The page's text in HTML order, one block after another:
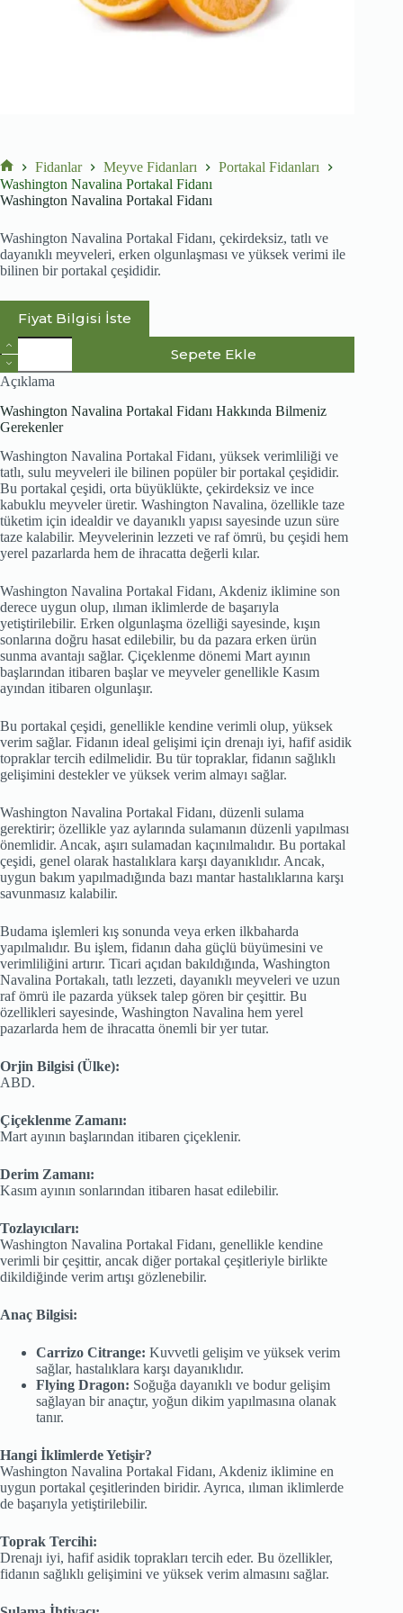
No
title
Fidanlar Meyve Fidanları
Portakal Fidanları
Washington Navalina Portakal Fidanı
Washington Navalina Portakal Fidanı
Washington Navalina Portakal Fidanı, çekirdeksiz, tatlı ve
dayanıklı meyveleri, erken olgunlaşması ve yüksek verimi ile
bilinen bir portakal çeşididir.
Fiyat Bilgisi İste
Washington
Navalina
Portakal
Fidanı
adet
Sepete Ekle
Açıklama
Washington Navalina Portakal Fidanı Hakkında Bilmeniz
Gerekenler
Washington Navalina Portakal Fidanı, yüksek verimliliği ve
tatlı, sulu meyveleri ile bilinen popüler bir portakal çeşididir.
Bu portakal çeşidi, orta büyüklükte, çekirdeksiz ve ince
kabuklu meyveler üretir. Washington Navalina, özellikle taze
tüketim için idealdir ve dayanıklı yapısı sayesinde uzun süre
taze kalabilir. Meyvelerinin lezzeti ve raf ömrü, bu çeşidi hem
yerel pazarlarda hem de ihracatta değerli kılar.
Washington Navalina Portakal Fidanı, Akdeniz iklimine son
derece uygun olup, ılıman iklimlerde de başarıyla
yetiştirilebilir. Erken olgunlaşma özelliği sayesinde, kışın
sonlarına doğru hasat edilebilir, bu da pazara erken ürün
sunma avantajı sağlar. Çiçeklenme dönemi Mart ayının
başlarından itibaren başlar ve meyveler genellikle Kasım
ayından itibaren olgunlaşır.
Bu portakal çeşidi, genellikle kendine verimli olup, yüksek
verim sağlar. Fidanın ideal gelişimi için drenajı iyi, hafif asidik
topraklar tercih edilmelidir. Bu tür topraklar, fidanın sağlıklı
gelişimini destekler ve yüksek verim almayı sağlar.
Washington Navalina Portakal Fidanı, düzenli sulama
gerektirir; özellikle yaz aylarında sulamanın düzenli yapılması
önemlidir. Ancak, aşırı sulamadan kaçınılmalıdır. Bu portakal
çeşidi, genel olarak hastalıklara karşı dayanıklıdır. Ancak,
uygun bakım yapılmadığında bazı mantar hastalıklarına karşı
savunmasız kalabilir.
Budama işlemleri kış sonunda veya erken ilkbaharda
yapılmalıdır. Bu işlem, fidanın daha güçlü büyümesini ve
verimliliğini artırır. Ticari açıdan bakıldığında, Washington
Navalina Portakalı, tatlı lezzeti, dayanıklı meyveleri ve uzun
raf ömrü ile pazarda yüksek talep gören bir çeşittir. Bu
özellikleri sayesinde, Washington Navalina hem yerel
pazarlarda hem de ihracatta önemli bir yer tutar.
Orjin Bilgisi (Ülke):
ABD.
Çiçeklenme Zamanı:
Mart ayının başlarından itibaren çiçeklenir.
Derim Zamanı:
Kasım ayının sonlarından itibaren hasat edilebilir.
Tozlayıcıları:
Washington Navalina Portakal Fidanı, genellikle kendine
verimli bir çeşittir, ancak diğer portakal çeşitleriyle birlikte
dikildiğinde verim artışı gözlenebilir.
Anaç Bilgisi:
Carrizo Citrange: Kuvvetli gelişim ve yüksek verim
sağlar, hastalıklara karşı dayanıklıdır.
Flying Dragon: Soğuğa dayanıklı ve bodur gelişim
sağlayan bir anaçtır, yoğun dikim yapılmasına olanak
tanır.
Hangi İklimlerde Yetişir?
Washington Navalina Portakal Fidanı, Akdeniz iklimine en
uygun portakal çeşitlerinden biridir. Ayrıca, ılıman iklimlerde
de başarıyla yetiştirilebilir.
Toprak Tercihi:
Drenajı iyi, hafif asidik toprakları tercih eder. Bu özellikler,
fidanın sağlıklı gelişimini ve yüksek verim almasını sağlar.